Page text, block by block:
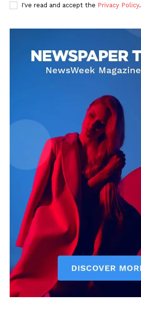
DOWNLOAD NOW
AIN NEWS 1
Contact Us
About Us
Privacy Policy
Terms of Use Agreement
Facebook
X WhatsApp
Share
I've read and accept the Privacy Policy.